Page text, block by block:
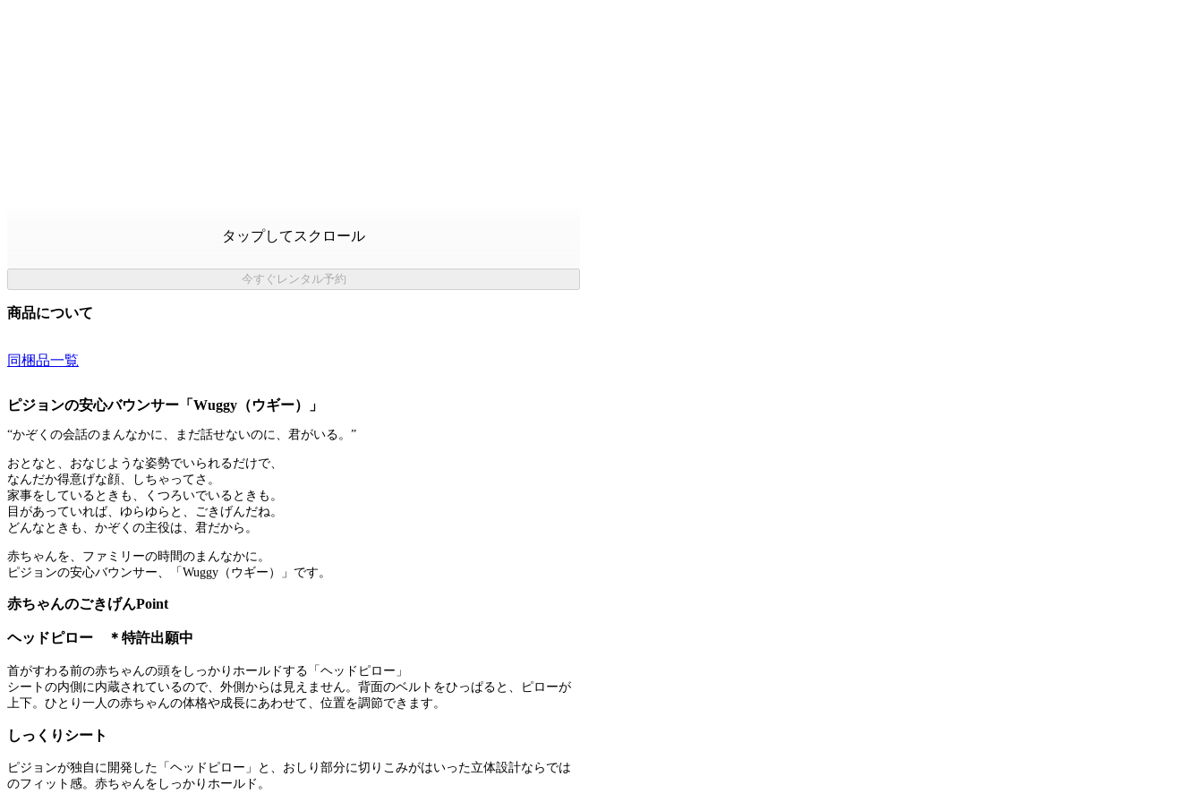
タップしてスクロール
今すぐレンタル予約
商品について
同梱品一覧
ピジョンの安心バウンサー「Wuggy（ウギー）」
“かぞくの会話のまんなかに、まだ話せないのに、君がいる。”
おとなと、おなじような姿勢でいられるだけで、
なんだか得意げな顔、しちゃってさ。
家事をしているときも、くつろいでいるときも。
目があっていれば、ゆらゆらと、ごきげんだね。
どんなときも、かぞくの主役は、君だから。
赤ちゃんを、ファミリーの時間のまんなかに。
ピジョンの安心バウンサー、「Wuggy（ウギー）」です。
赤ちゃんのごきげんPoint
ヘッドピロー ＊特許出願中
首がすわる前の赤ちゃんの頭をしっかりホールドする「ヘッドピロー」
シートの内側に内蔵されているので、外側からは見えません。背面のベルトをひっぱると、ピローが
上下。ひとり一人の赤ちゃんの体格や成長にあわせて、位置を調節できます。
しっくりシート
ピジョンが独自に開発した「ヘッドピロー」と、おしり部分に切りこみがはいった立体設計ならでは
のフィット感。赤ちゃんをしっかりホールド。